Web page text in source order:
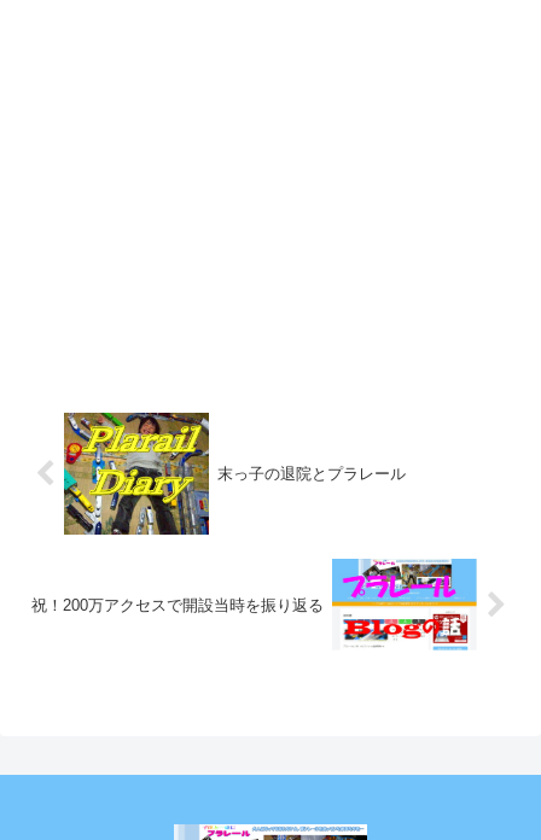
末っ子の退院とプラレール
祝！200万アクセスで開設当時を振り返る